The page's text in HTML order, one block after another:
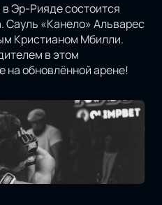
Эр-Рияде состоится
Сауль «Канело» Альварес
Кристианом Мбилли.
в этом
обновлённой арене!